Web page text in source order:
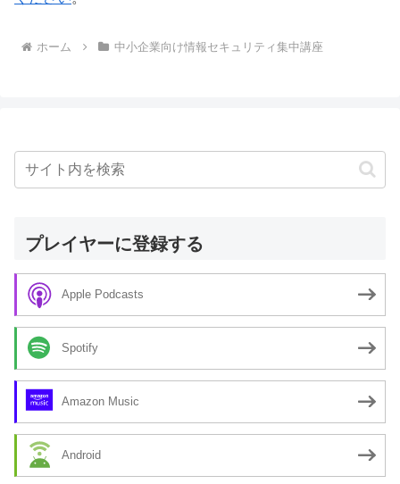
ホーム 中小企業向け情報セキュリティ集中講座
プレイヤーに登録する
Apple Podcasts
Spotify
Amazon Music
Android